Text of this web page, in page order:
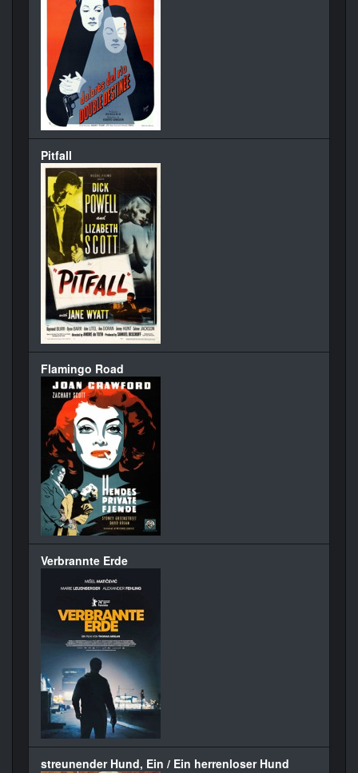
Pitfall
Flamingo Road
Verbrannte Erde
streunender Hund, Ein / Ein herrenloser Hund